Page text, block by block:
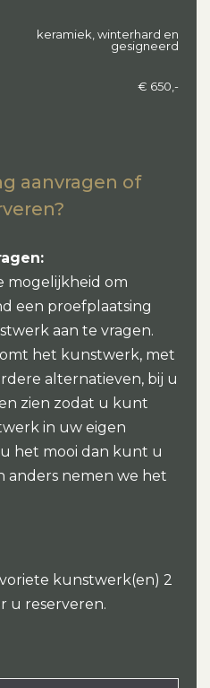
keramiek, winterhard en
gesigneerd
€ 650,-
aanvragen of
mogelijkheid om
een proefplaatsing
aan te vragen.
het kunstwerk, met
alternatieven, bij u
zien zodat u kunt
in uw eigen
het mooi dan kunt u
anders nemen we het
kunstwerk(en) 2
u reserveren.